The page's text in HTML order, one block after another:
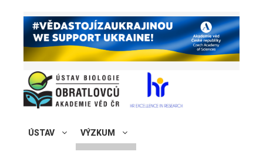
ÚSTAV VÝZKUM